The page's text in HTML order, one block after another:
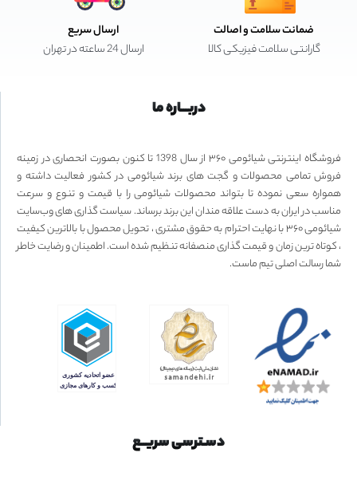
ضمانت سلامت و اصالت
گارانتی سلامت فیزیکی کالا
ارسال سریع
ارسال 24 ساعته در تهران
دربـــاره ما
فروشگاه اینترنتی شیائومی ۳۶۰ از سال 1398 تا کنون بصورت انحصاری در زمینه
فروش تمامی محصولات و گجت های برند شیائومی در کشور فعالیت داشته و
همواره سعی نموده تا بتواند محصولات شیائومی را با قیمت و تنوع و سرعت
مناسب در ایران به دست علاقه مندان این برند برساند. سیاست گذاری های وب‌سایت
شیائومی ۳۶۰ با نهایت احترام به حقوق مشتری ، تحویل محصول با بالاترین کیفیت
، کوتاه ترین زمان و قیمت گذاری منصفانه تنظیم شده است. اطمینان و رضایت خاطر
شما رسالت اصلی تیم ماست.
دسـترسی سریــع